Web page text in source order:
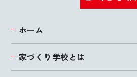
ホーム
家づくり学校とは